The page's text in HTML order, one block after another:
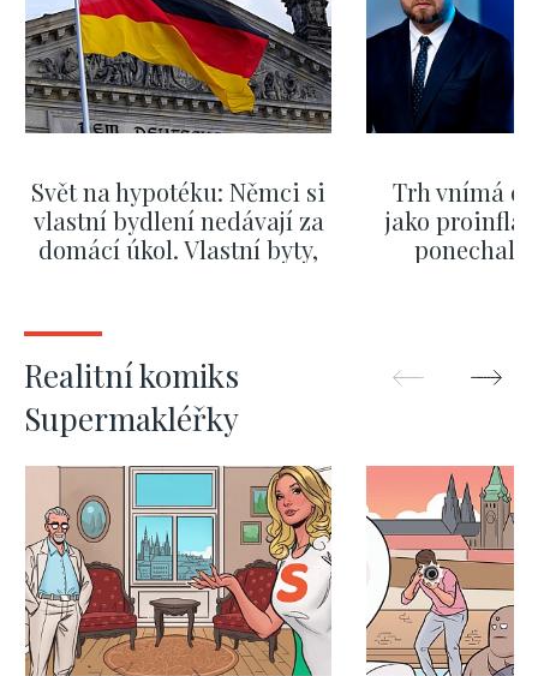
Svět na hypotéku: Němci si
vlastní bydlení nedávají za
domácí úkol. Vlastní byty,
Trh vnímá
jako
ponechali
Realitní komiks
Supermakléřky